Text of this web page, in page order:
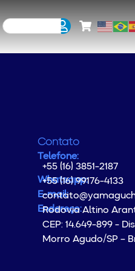
Contato
Telefone:
+55 (16) 3851-2187
Whatsapp:
+55 (16) 99176-4133
E-mail:
Endereço:
Rodovia Altino
CEP: 14.649-899 -
Morro Agudo/SP –